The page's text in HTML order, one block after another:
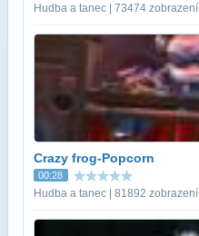
Hudba a tanec | 73474 zobrazení
Crazy frog-Popcorn
00:28
Hudba a tanec | 81892 zobrazení